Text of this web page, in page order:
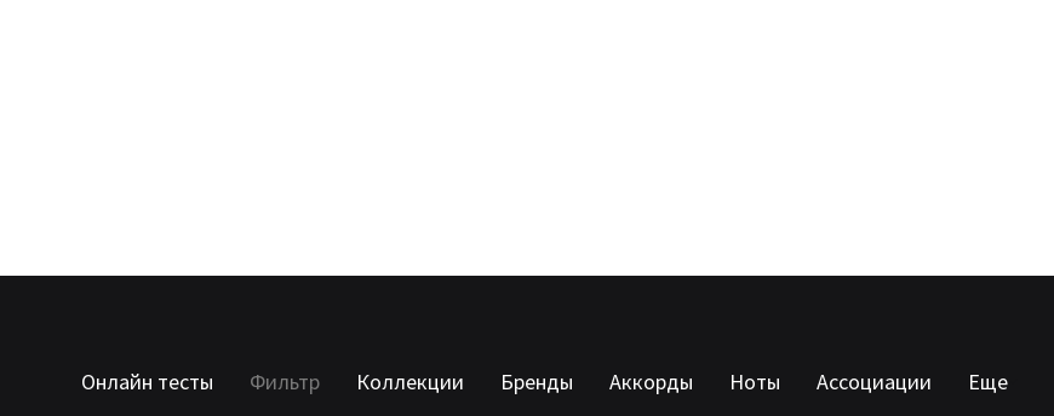
Онлайн тесты Фильтр Коллекции Бренды Аккорды Ноты Ассоциации Еще